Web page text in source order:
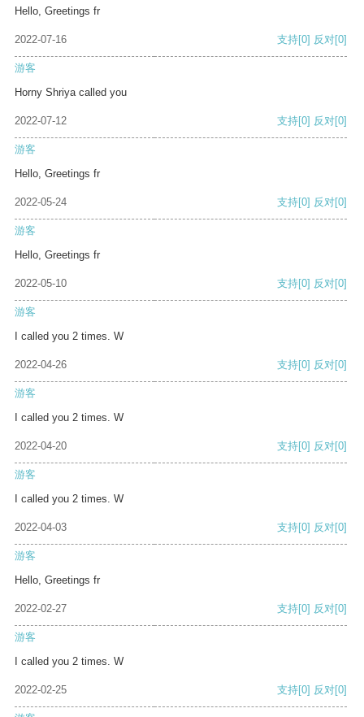
Hello, Greetings fr
2022-07-16 支持[0] 反对[0]
游客
Horny Shriya called you
2022-07-12 支持[0] 反对[0]
游客
Hello, Greetings fr
2022-05-24 支持[0] 反对[0]
游客
Hello, Greetings fr
2022-05-10 支持[0] 反对[0]
游客
I called you 2 times. W
2022-04-26 支持[0] 反对[0]
游客
I called you 2 times. W
2022-04-20 支持[0] 反对[0]
游客
I called you 2 times. W
2022-04-03 支持[0] 反对[0]
游客
Hello, Greetings fr
2022-02-27 支持[0] 反对[0]
游客
I called you 2 times. W
2022-02-25 支持[0] 反对[0]